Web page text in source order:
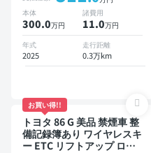
本体
300.0万円
諸費用
11.0万円
年式
2025
走行距離
0.3万km
お買い得!!
トヨタ 86 G 美品 禁煙車 整
備記録簿あり ワイヤレスキ
ー ETC リフトアップ ロー